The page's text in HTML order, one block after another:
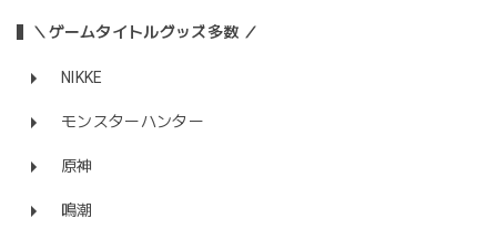
＼ゲームタイトルグッズ多数 ／
NIKKE
モンスターハンター
原神
鳴潮